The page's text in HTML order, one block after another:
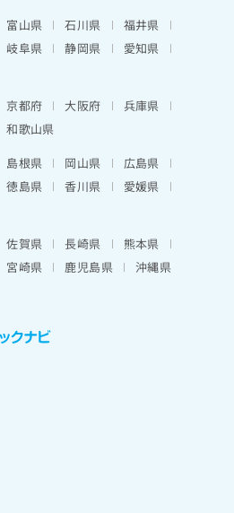
富山県 石川県
福井県
岐阜県 静岡県
愛知県
京都府 大阪府
兵庫県
和歌山県
島根県 岡山県
広島県
徳島県 香川県
愛媛県
佐賀県 長崎県
熊本県
宮崎県 鹿児島県 沖縄県